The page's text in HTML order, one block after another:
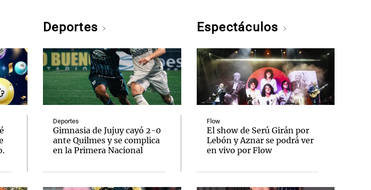
Deportes
Deportes
Gimnasia de Jujuy cayó 2-0
ante Quilmes y se complica
en la Primera Nacional
Espectáculos
Flow
El show de Serú Girán por
Lebón y Aznar se podrá ver
en vivo por Flow